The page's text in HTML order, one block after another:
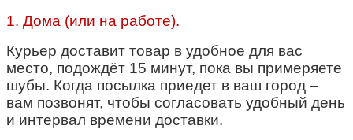
1. Дома (или на работе).
Курьер доставит товар в удобное для вас
место, подождёт 15 минут, пока вы примеряете
шубы. Когда посылка приедет в ваш город –
вам позвонят, чтобы согласовать удобный день
и интервал времени доставки.